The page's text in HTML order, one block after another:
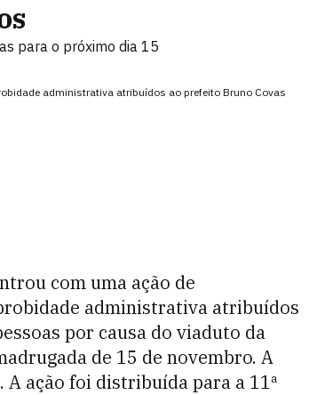
para o próximo dia 15
administrativa atribuídos ao prefeito Bruno Covas
com uma ação de
administrativa atribuídos
por causa do viaduto da
de 15 de novembro. A
ação foi distribuída para a 11ª